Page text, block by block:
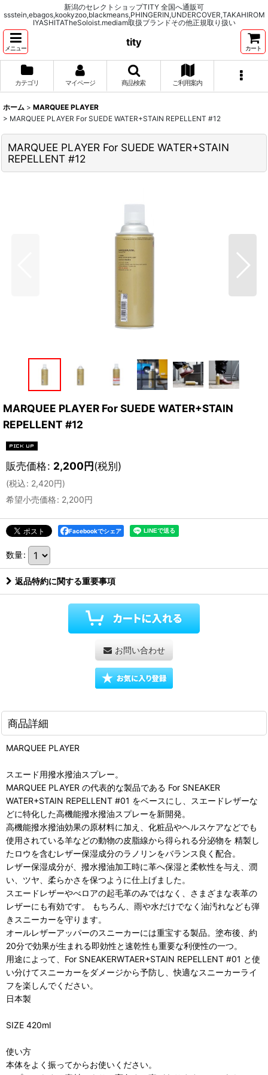
新潟のセレクトショップTITY 全国へ通販可
ssstein,ebagos,kookyzoo,blackmeans,PHINGERIN,UNDERCOVER,TAKAHIROM
IYASHITATheSoloist.mediam取扱ブランドその他正規取り扱い
メニュー
tity
カート
カテゴリ マイページ 商品検索 ご利用案内
ホーム > MARQUEE PLAYER
> MARQUEE PLAYER For SUEDE WATER+STAIN REPELLENT #12
MARQUEE PLAYER For SUEDE WATER+STAIN
REPELLENT #12
MARQUEE PLAYER For SUEDE WATER+STAIN
REPELLENT #12
販売価格: 2,200円(税別)
(税込: 2,420円)
希望小売価格: 2,200円
Facebookでシェア
数量:
返品特約に関する重要事項
お問い合わせ
商品詳細
MARQUEE PLAYER
スエード用撥水撥油スプレー。
MARQUEE PLAYER の代表的な製品である For SNEAKER
WATER+STAIN REPELLENT #01 をベースにし、スエードレザーな
どに特化した高機能撥水撥油スプレーを新開発。
高機能撥水撥油効果の原材料に加え、化粧品やヘルスケアなどでも
使用されている羊などの動物の皮脂線から得られる分泌物を 精製し
たロウを含むレザー保湿成分のラノリンをバランス良く配合。
レザー保湿成分が、撥水撥油加工時に革へ保湿と柔軟性を与え、潤
い、ツヤ、柔らかさを保つように仕上げました。
スエードレザーやべロアの起毛革のみではなく、さまざまな表革の
レザーにも有効です。 もちろん、雨や水だけでなく油汚れなども弾
きスニーカーを守ります。
オールレザーアッパーのスニーカーには重宝する製品。塗布後、約
20分で効果が生まれる即効性と速乾性も重要な利便性の一つ。
用途によって、For SNEAKERWTAER+STAIN REPELLENT #01 と使
い分けてスニーカーをダメージから予防し、快適なスニーカーライ
フを楽しんでください。
日本製
SIZE 420ml
使い方
本体をよく振ってからお使いください。